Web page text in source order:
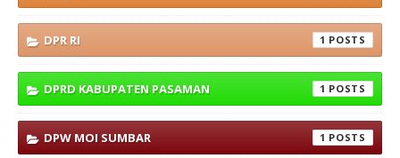
DPR RI 1
DPRD KABUPATEN PASAMAN 1
DPW MOI SUMBAR 1